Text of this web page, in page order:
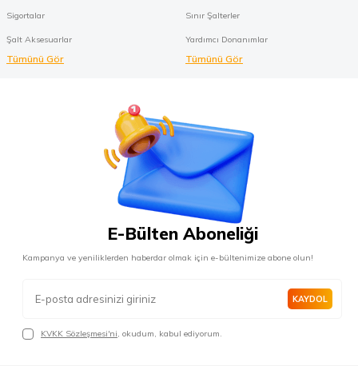
Sigortalar
Şalt Aksesuarlar
Tümünü Gör
Sınır Şalterler
Yardımcı Donanımlar
Tümünü Gör
E-Bülten Aboneliği
Kampanya ve yeniliklerden haberdar olmak için e-bültenimize abone olun!
KAYDOL
KVKK Sözleşmesi'ni, okudum, kabul ediyorum.